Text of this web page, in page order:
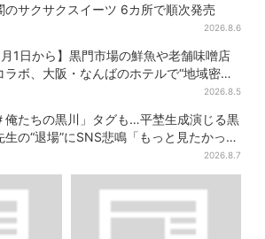
のサクサクスイーツ 6カ所で順次発売
2026.8.6
月1日から】黒門市場の鮮魚や老舗味噌店
ラボ、大阪・なんばのホテルで“地域密
2026.8.5
俺たちの黒川」タグも…平埜生成演じる黒
生の“退場”にSNS悲鳴「もっと見たかっ
2026.8.7